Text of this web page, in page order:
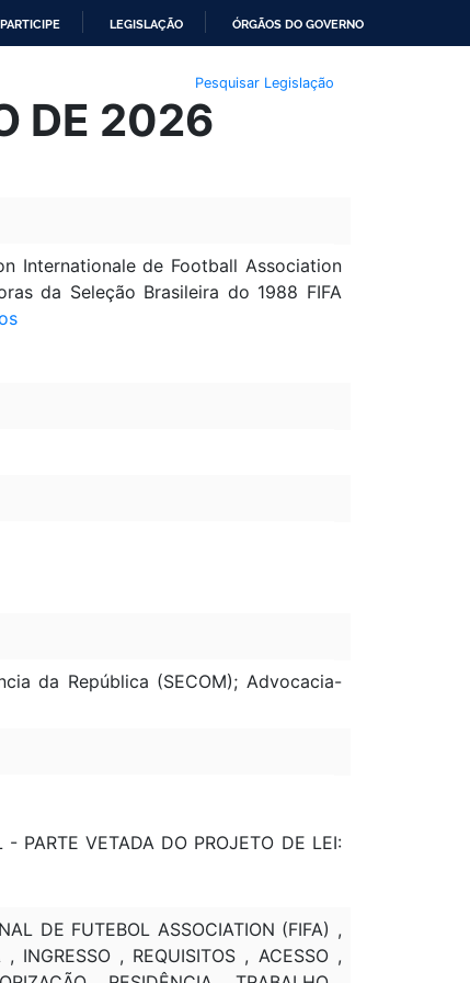
PARTICIPE LEGISLAÇÃO ÓRGÃOS DO GOVERNO
Pesquisar Legislação
DE 2026
Internationale de Football Association
da Seleção Brasileira do 1988 FIFA
da República (SECOM); Advocacia-
- PARTE VETADA DO PROJETO DE LEI:
DE FUTEBOL ASSOCIATION (FIFA) ,
INGRESSO , REQUISITOS , ACESSO ,